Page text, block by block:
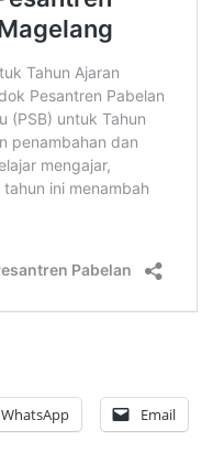
WhatsApp Email